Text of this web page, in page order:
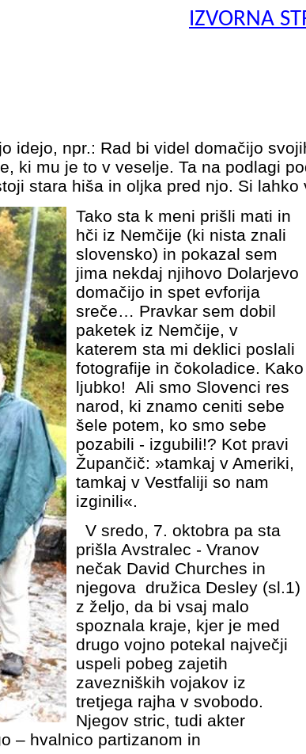
2015 IZVORNA
idejo, npr.: Rad bi videl domačijo
ki mu je to v veselje. Ta na podlagi
stara hiša in oljka pred njo. Si
Tako sta k meni prišli mati in
hči iz Nemčije (ki nista znali
slovensko) in pokazal sem
jima nekdaj njihovo Dolarjevo
domačijo in spet evforija
sreče… Pravkar sem dobil
paketek iz Nemčije, v
katerem sta mi deklici poslali
fotografije in čokoladice. Kako
ljubko! Ali smo Slovenci res
narod, ki znamo ceniti sebe
šele potem, ko smo sebe
pozabili - izgubili!? Kot pravi
Župančič: »tamkaj v Ameriki,
tamkaj v Vestfaliji so nam
izginili«.
V sredo, 7. oktobra pa sta
prišla Avstralec - Vranov
nečak David Churches in
njegova družica Desley (sl.1)
z željo, da bi vsaj malo
spoznala kraje, kjer je med
drugo vojno potekal največji
uspeli pobeg zajetih
zavezniških vojakov iz
tretjega rajha v svobodo.
Njegov stric, tudi akter
– hvalnico partizanom in